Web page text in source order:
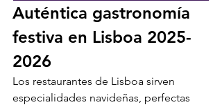
Auténtica gastronomía
festiva en Lisboa 2025-
2026
Los restaurantes de Lisboa sirven
especialidades navideñas, perfectas